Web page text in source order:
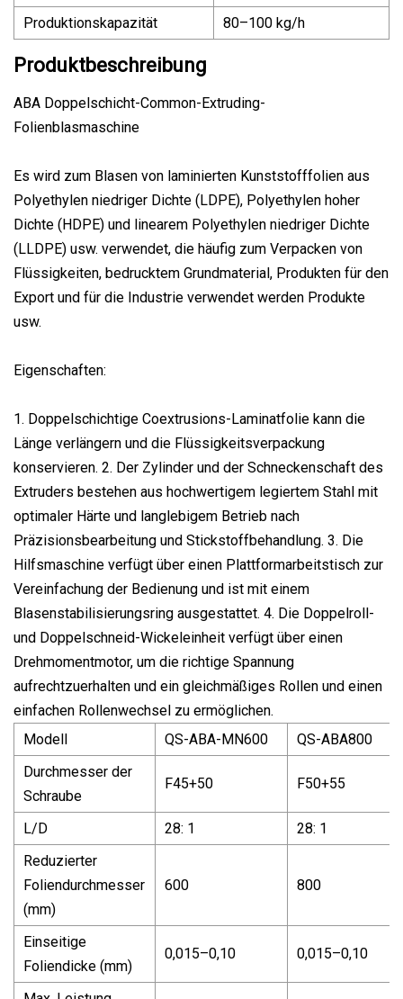
Produktionskapazität
80–100 kg/h
Produktbeschreibung
ABA Doppelschicht-Common-Extruding-
Folienblasmaschine
Es wird zum Blasen von laminierten Kunststofffolien aus
Polyethylen niedriger Dichte (LDPE), Polyethylen hoher
Dichte (HDPE) und linearem Polyethylen niedriger Dichte
(LLDPE) usw. verwendet, die häufig zum Verpacken von
Flüssigkeiten, bedrucktem Grundmaterial, Produkten für den
Export und für die Industrie verwendet werden Produkte
usw.
Eigenschaften:
1. Doppelschichtige Coextrusions-Laminatfolie kann die
Länge verlängern und die Flüssigkeitsverpackung
konservieren. 2. Der Zylinder und der Schneckenschaft des
Extruders bestehen aus hochwertigem legiertem Stahl mit
optimaler Härte und langlebigem Betrieb nach
Präzisionsbearbeitung und Stickstoffbehandlung. 3. Die
Hilfsmaschine verfügt über einen Plattformarbeitstisch zur
Vereinfachung der Bedienung und ist mit einem
Blasenstabilisierungsring ausgestattet. 4. Die Doppelroll-
und Doppelschneid-Wickeleinheit verfügt über einen
Drehmomentmotor, um die richtige Spannung
aufrechtzuerhalten und ein gleichmäßiges Rollen und einen
einfachen Rollenwechsel zu ermöglichen.
Modell
QS-ABA-MN600
QS-ABA800
Durchmesser der
Schraube
F45+50 F50+55
L/D 28: 1
28: 1
Reduzierter
Foliendurchmesser
(mm)
600 800
Einseitige
Foliendicke (mm)
0,015–0,10 0,015–0,10